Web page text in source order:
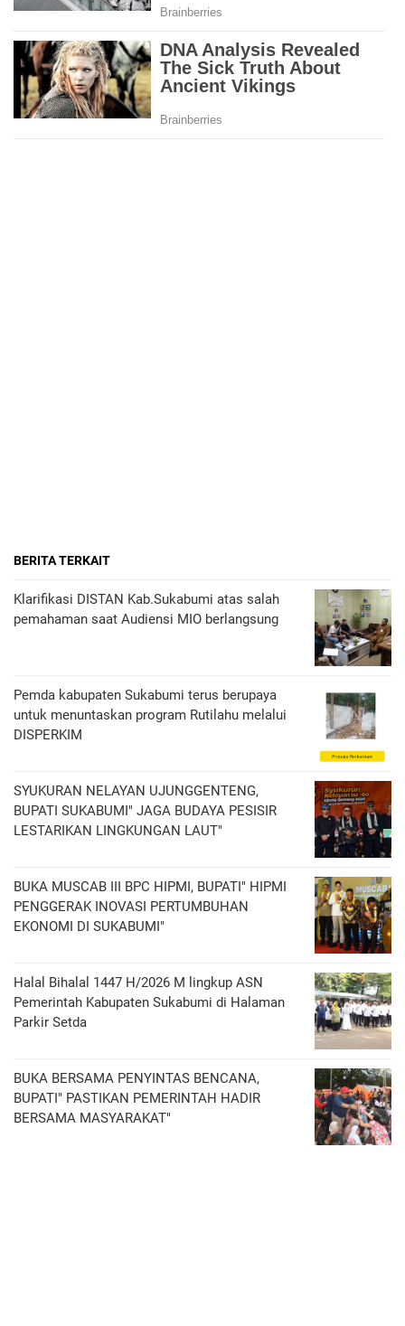
BERITA TERKAIT
Klarifikasi DISTAN Kab.Sukabumi atas salah
pemahaman saat Audiensi MIO berlangsung
Pemda kabupaten Sukabumi terus berupaya
untuk menuntaskan program Rutilahu melalui
DISPERKIM
SYUKURAN NELAYAN UJUNGGENTENG,
BUPATI SUKABUMI" JAGA BUDAYA PESISIR
LESTARIKAN LINGKUNGAN LAUT"
BUKA MUSCAB III BPC HIPMI, BUPATI" HIPMI
PENGGERAK INOVASI PERTUMBUHAN
EKONOMI DI SUKABUMI"
Halal Bihalal 1447 H/2026 M lingkup ASN
Pemerintah Kabupaten Sukabumi di Halaman
Parkir Setda
BUKA BERSAMA PENYINTAS BENCANA,
BUPATI" PASTIKAN PEMERINTAH HADIR
BERSAMA MASYARAKAT"